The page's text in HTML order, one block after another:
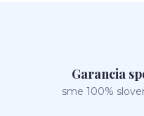
Garancia
sme 100%